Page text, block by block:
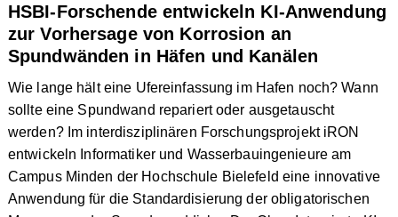
HSBI-Forschende entwickeln KI-Anwendung
zur Vorhersage von Korrosion an
Spundwänden in Häfen und Kanälen
Wie lange hält eine Ufereinfassung im Hafen noch? Wann
sollte eine Spundwand repariert oder ausgetauscht
werden? Im interdisziplinären Forschungsprojekt iRON
entwickeln Informatiker und Wasserbauingenieure am
Campus Minden der Hochschule Bielefeld eine innovative
Anwendung für die Standardisierung der obligatorischen